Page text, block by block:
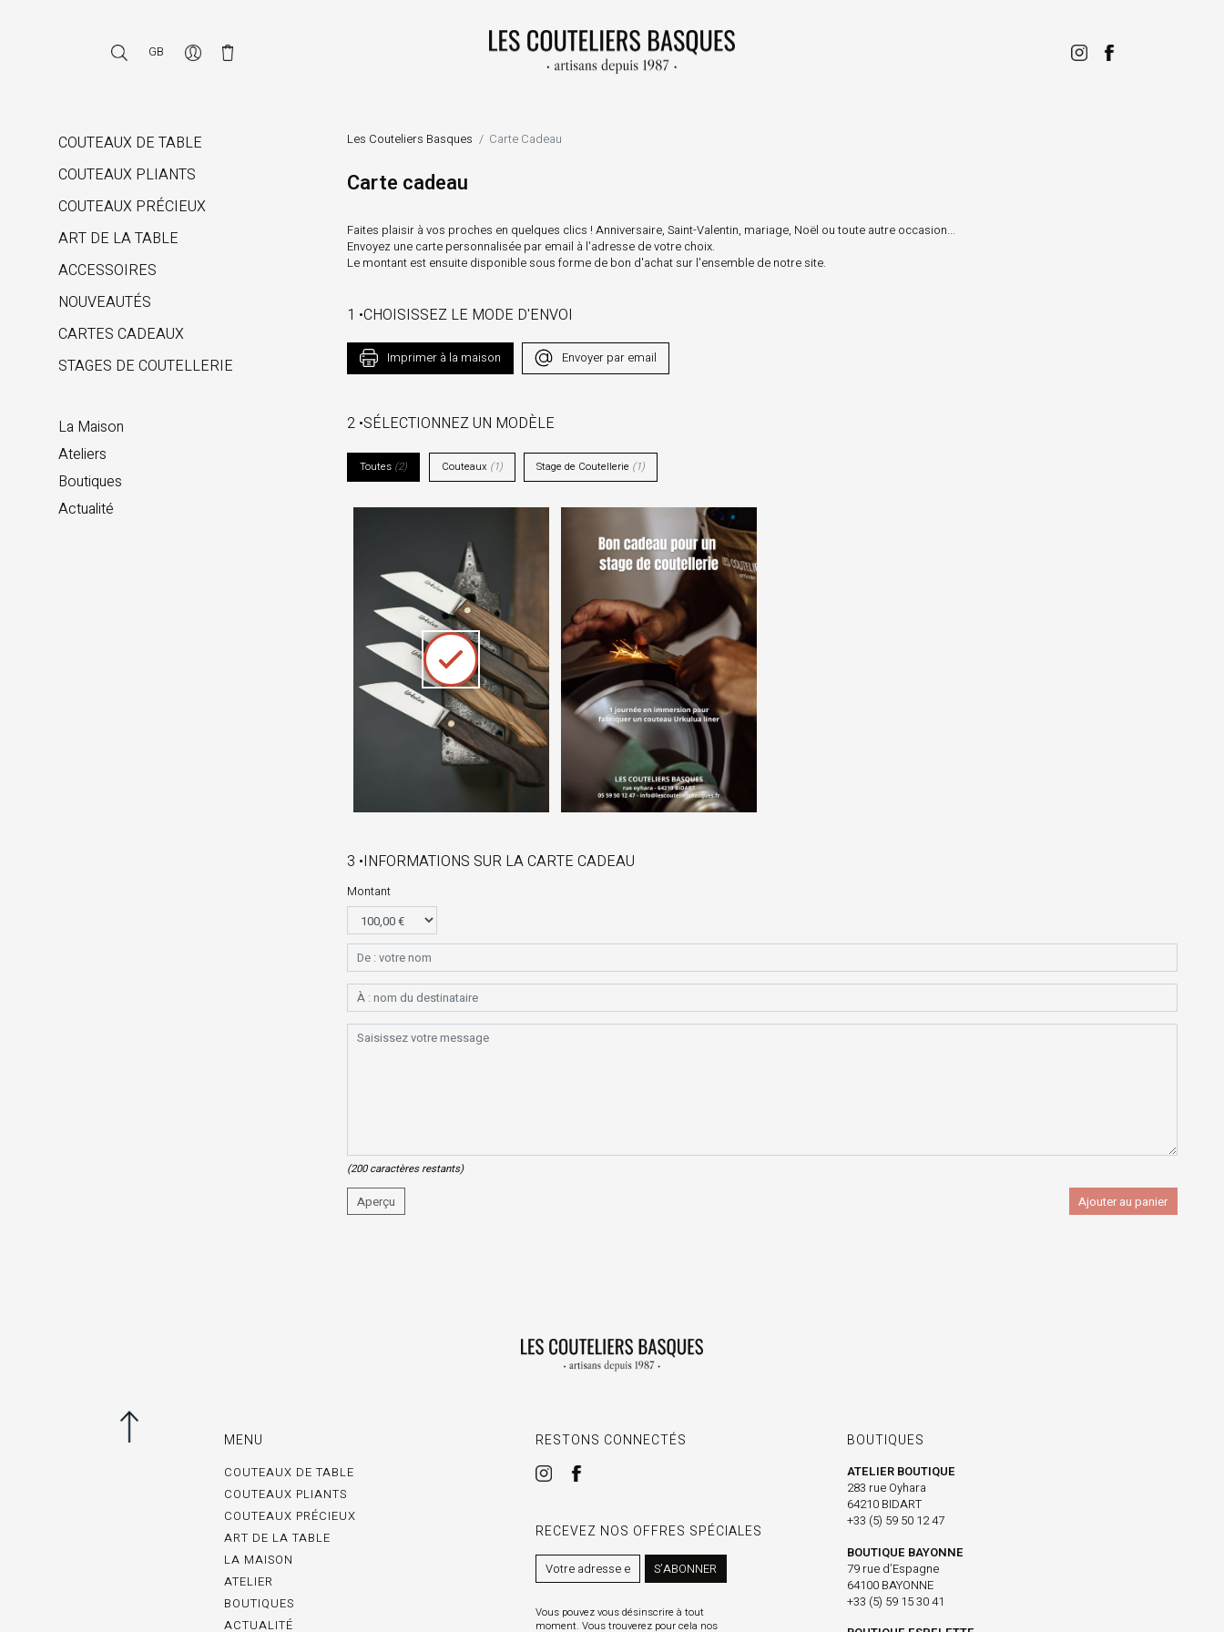
GB
COUTEAUX DE TABLE
COUTEAUX PLIANTS
COUTEAUX PRÉCIEUX
ART DE LA TABLE
ACCESSOIRES
NOUVEAUTÉS
CARTES CADEAUX
STAGES DE COUTELLERIE
La Maison
Ateliers
Boutiques
Actualité
Les Couteliers Basques Carte Cadeau
Carte cadeau
Faites plaisir à vos proches en quelques clics ! Anniversaire, Saint-Valentin, mariage, Noël ou toute autre occasion...
Envoyez une carte personnalisée par email à l'adresse de votre choix.
Le montant est ensuite disponible sous forme de bon d'achat sur l'ensemble de notre site.
1 •CHOISISSEZ LE MODE D'ENVOI
Imprimer à la maison Envoyer par email
2 •SÉLECTIONNEZ UN MODÈLE
Toutes (2) Couteaux (1) Stage de Coutellerie (1)
3 •INFORMATIONS SUR LA CARTE CADEAU
Montant
(200caractères restants)
Aperçu Ajouter au panier
MENU
COUTEAUX DE TABLE
COUTEAUX PLIANTS
COUTEAUX PRÉCIEUX
ART DE LA TABLE
LA MAISON
ATELIER
BOUTIQUES
ACTUALITÉ
RESTONS CONNECTÉS
RECEVEZ NOS OFFRES SPÉCIALES
S’ABONNER
Vous pouvez vous désinscrire à tout
moment. Vous trouverez pour cela nos
BOUTIQUES
ATELIER BOUTIQUE
283 rue Oyhara
64210 BIDART
+33 (5) 59 50 12 47
BOUTIQUE BAYONNE
79 rue d’Espagne
64100 BAYONNE
+33 (5) 59 15 30 41